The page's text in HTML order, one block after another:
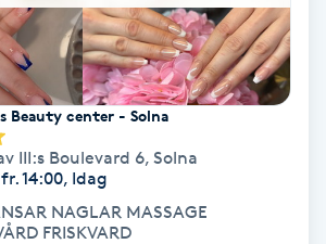
Beauty center - Solna
III:s Boulevard 6, Solna
14:00, Idag
NAGLAR MASSAGE
FRISKVARD